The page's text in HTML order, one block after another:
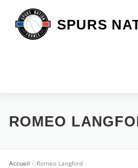
contenu
SPURS
DEVENIR MEMBRE LA
NOS VOYAGES
ROMEO
Accueil »Romeo Langford